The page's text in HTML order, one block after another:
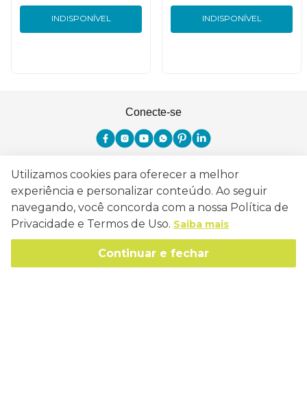
INDISPONÍVEL INDISPONÍVEL
Conecte-se
Como Trabalhamos
Política de Entrega
Trocas e Devoluções
Sobre a Eucatex
Canal de Ética
Sustentabilidade
Utilizamos cookies para oferecer a melhor
experiência e personalizar conteúdo. Ao seguir
navegando, você concorda com a nossa Política de
Privacidade e Termos de Uso. Saiba mais
Continuar e fechar